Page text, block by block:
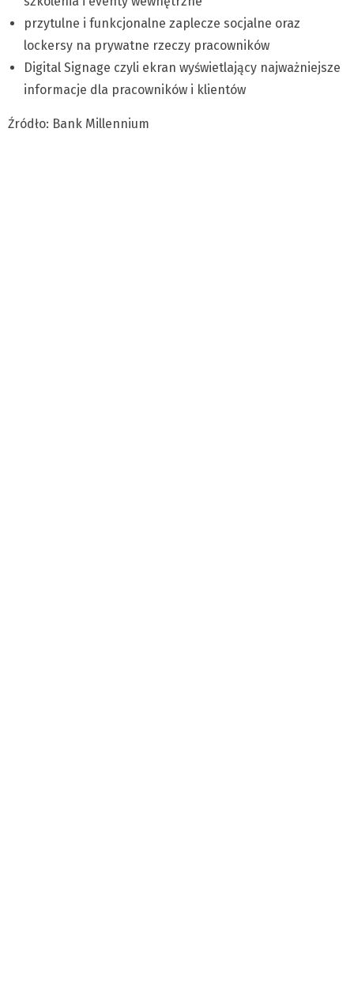
przytulne i funkcjonalne zaplecze socjalne oraz
lockersy na prywatne rzeczy pracowników
Digital Signage czyli ekran wyświetlający najważniejsze
informacje dla pracowników i klientów
Źródło: Bank Millennium